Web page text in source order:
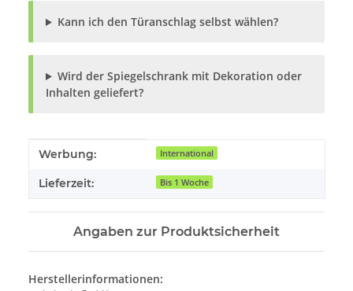
Kann ich den Türanschlag selbst wählen?
Wird der Spiegelschrank mit Dekoration oder
Inhalten geliefert?
Produkteigenschaft
Wert
Werbung: International
Lieferzeit: Bis 1 Woche
Angaben zur Produktsicherheit
Herstellerinformationen: